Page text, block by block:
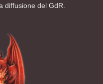
diffusione del GdR.